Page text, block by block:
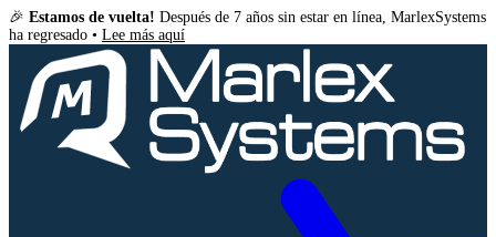
🎉 Estamos de vuelta! Después de 7 años sin estar en línea, MarlexSystems
ha regresado • Lee más aquí